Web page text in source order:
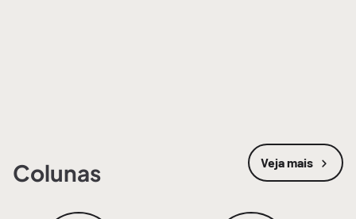
Colunas Veja mais